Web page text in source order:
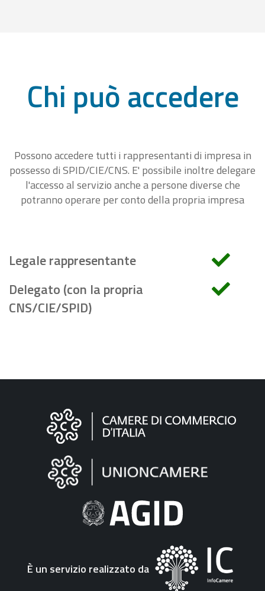
Chi può accedere
Possono accedere tutti i rappresentanti di impresa in
possesso di SPID/CIE/CNS. E' possibile inoltre delegare
l'accesso al servizio anche a persone diverse che
potranno operare per conto della propria impresa
Legale rappresentante
Delegato (con la propria
CNS/CIE/SPID)
Informazioni
"Fattura
Elettronica"
È un servizio realizzato da